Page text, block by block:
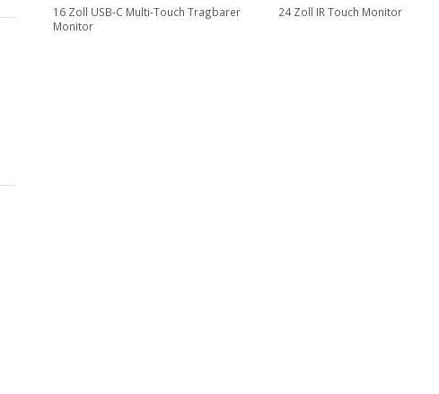
16 Zoll USB-C Multi-Touch Tragbarer
Monitor
24 Zoll IR Touch Monitor